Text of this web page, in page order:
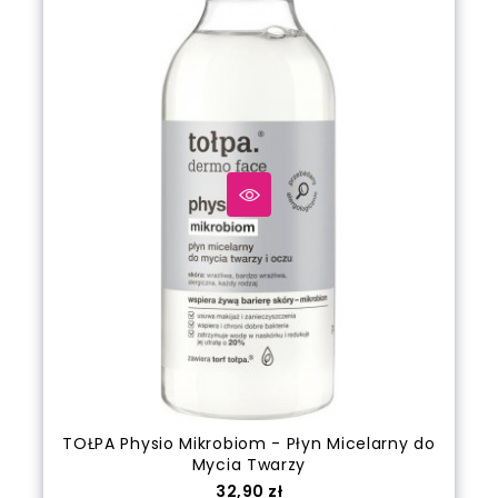
TOŁPA Physio Mikrobiom - Płyn Micelarny do
Mycia Twarzy
Cena
32,90 zł